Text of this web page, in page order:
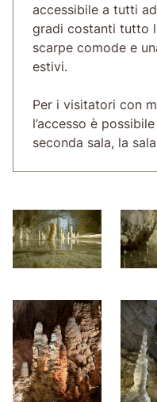
accessibile a tutti
gradi costanti tutto
scarpe comode e
estivi.
Per i visitatori con
l’accesso è
seconda sala, la